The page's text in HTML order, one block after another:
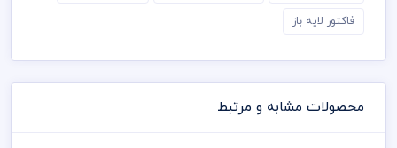
فاکتور لایه باز
را به سلیقه ویرایش و استفاده نمائید
استفاده شده است برای استفاده و چاپ رعایت نکات زیر الزامی می
محصولات مشابه و مرتبط